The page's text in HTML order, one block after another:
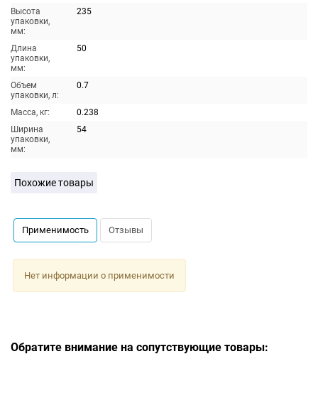
Высота
упаковки,
мм:
235
Длина
упаковки,
мм:
50
Объем
упаковки, л:
0.7
Масса, кг:
0.238
Ширина
упаковки,
мм:
54
Похожие товары
Применимость Отзывы
Нет информации о применимости
Обратите внимание на сопутствующие товары: